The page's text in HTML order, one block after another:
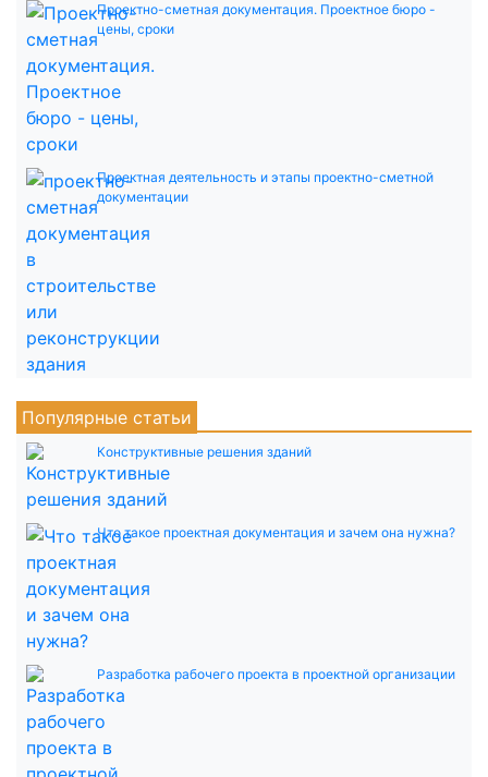
Проектно-сметная документация. Проектное бюро -
цены, сроки
Проектная деятельность и этапы проектно-сметной
документации
Популярные статьи
Конструктивные решения зданий
Что такое проектная документация и зачем она нужна?
Разработка рабочего проекта в проектной организации